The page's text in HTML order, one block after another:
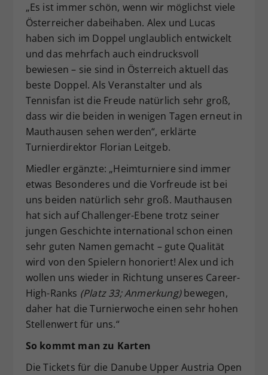
„Es ist immer schön, wenn wir möglichst viele
Österreicher dabeihaben. Alex und Lucas
haben sich im Doppel unglaublich entwickelt
und das mehrfach auch eindrucksvoll
bewiesen – sie sind in Österreich aktuell das
beste Doppel. Als Veranstalter und als
Tennisfan ist die Freude natürlich sehr groß,
dass wir die beiden in wenigen Tagen erneut in
Mauthausen sehen werden“, erklärte
Turnierdirektor Florian Leitgeb.
Miedler ergänzte: „Heimturniere sind immer
etwas Besonderes und die Vorfreude ist bei
uns beiden natürlich sehr groß. Mauthausen
hat sich auf Challenger-Ebene trotz seiner
jungen Geschichte international schon einen
sehr guten Namen gemacht – gute Qualität
wird von den Spielern honoriert! Alex und ich
wollen uns wieder in Richtung unseres Career-
High-Ranks (Platz 33; Anmerkung)bewegen,
daher hat die Turnierwoche einen sehr hohen
Stellenwert für uns.“
So kommt man zu Karten
Die Tickets für die Danube Upper Austria Open